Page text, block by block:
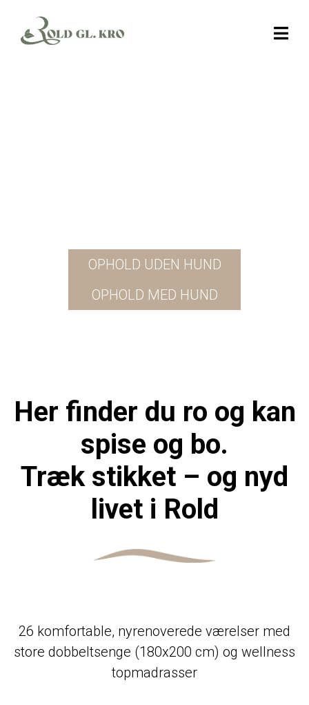
OPHOLD UDEN HUND
OPHOLD MED HUND
Her finder du ro og kan
spise og bo.
Træk stikket – og nyd
livet i Rold
26 komfortable, nyrenoverede værelser med
store dobbeltsenge (180x200 cm) og wellness
topmadrasser